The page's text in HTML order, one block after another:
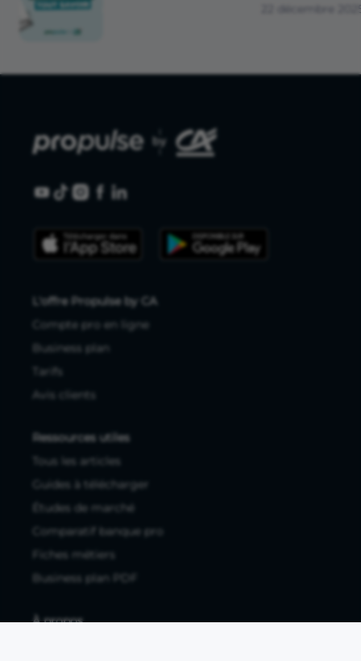
22 décembre
L'offre Propulse by CA
Compte pro en ligne
Business plan
Tarifs
Avis clients
Ressources utiles
Tous les articles
Guides à télécharger
Études de marché
Comparatif banque pro
Fiches métiers
Business plan PDF
À propos